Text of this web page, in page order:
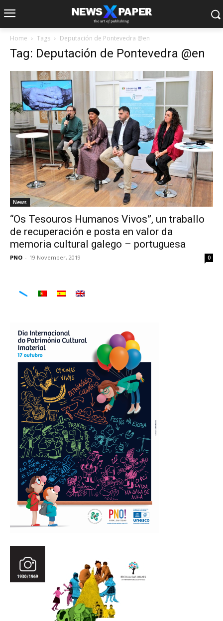
Home Tags Deputación de Pontevedra @en
Tag: Deputación de Pontevedra @en
News
“Os Tesouros Humanos Vivos”, un traballo
de recuperación e posta en valor da
memoria cultural galego – portuguesa
PNO - 19 November, 2019 0